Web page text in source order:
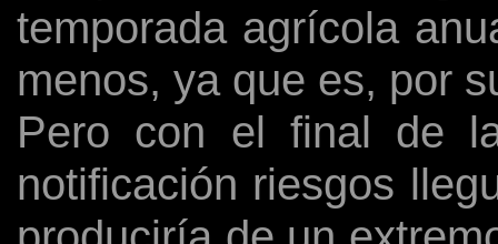
temporada agrícola
menos, ya que es, por
Pero con el final de
notificación riesgos